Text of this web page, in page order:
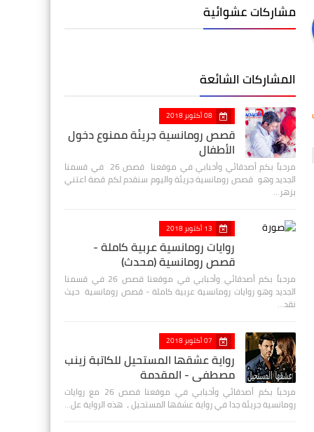
مشاركات عشوائية
المشاركات الشائعة
08 أكتوبر 2018
قصص رومانسية جريئة ممنوع دخول
الأطفال
مرحباً بكم أصدقائي وأحبابي في موقعنا قصص 26 في قسمنا
الجديد وهو قصص رومانسية جريئة واليوم سنقدم لكم قصة اعتني
بزهر…
13 أكتوبر 2018
روايات رومانسية عربية كاملة -
قصص رومانسية (محدث)
مرحباً بكم أصدقائي وأحبابي في موقعنا قصص 26 في قسمنا
الجديد وهو روايات رومانسية عربية كاملة - قصص رومانسية حيث
نقد…
07 أكتوبر 2018
رواية عشقها المستحيل للكاتبة زينب
مصطفي - المقدمة
مرحباً بكم أصدقائي وأحبابي في موقعنا قصص 26 مع روايات
رومانسية جريئة جدا في رواية عشقها المستحيل ، هذه الرواية عل…